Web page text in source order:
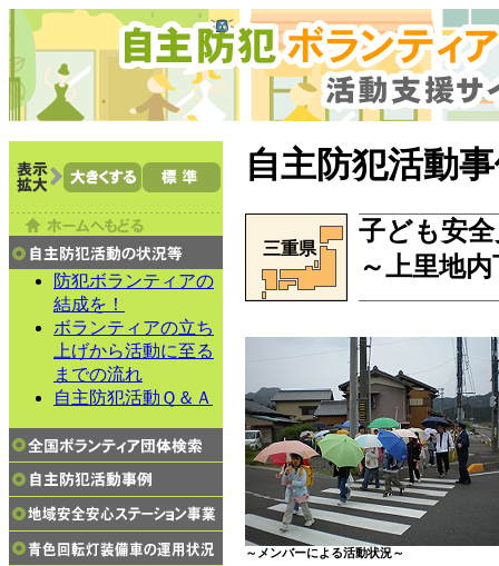
防犯ボランティアの
結成を！
ボランティアの立ち
上げから活動に至る
までの流れ
自主防犯活動Ｑ＆Ａ
自主防犯活動
三重県
子ども安
～上里地
～メンバーによる活動状況～